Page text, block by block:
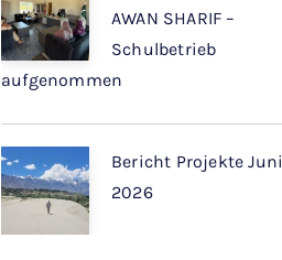
AWAN SHARIF –
Schulbetrieb
aufgenommen
Bericht Projekte Juni
2026